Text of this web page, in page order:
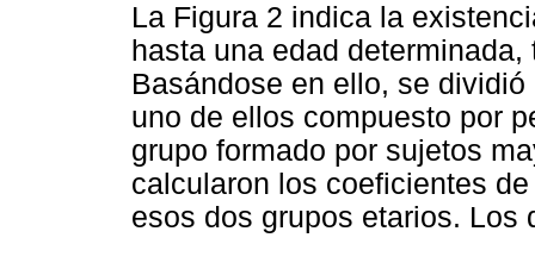
La Figura 2 indica la
hasta una edad
Basándose en ello, se
uno de ellos compuesto por
grupo formado por sujetos
calcularon los coeficientes
esos dos grupos etarios. Los